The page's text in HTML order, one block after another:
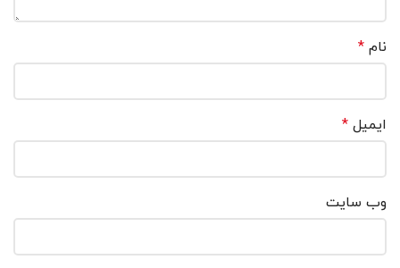
نام*
ایمیل*
وب‌ سایت